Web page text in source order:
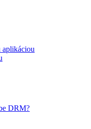
aplikáciou
DRM?